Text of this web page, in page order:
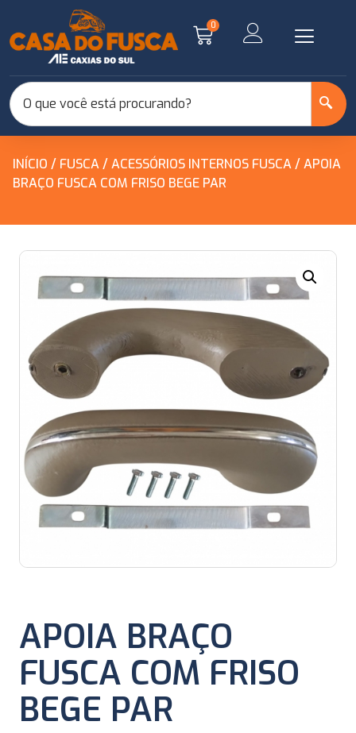
0
INÍCIO / FUSCA/ACESSÓRIOS INTERNOS FUSCA/ APOIA
BRAÇO FUSCA COM FRISO BEGE PAR
APOIA BRAÇO
FUSCA COM FRISO
BEGE PAR